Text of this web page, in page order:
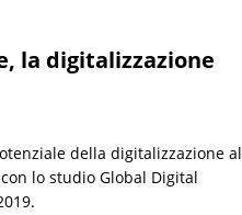
la digitalizzazione
della digitalizzazione al
lo studio Global Digital